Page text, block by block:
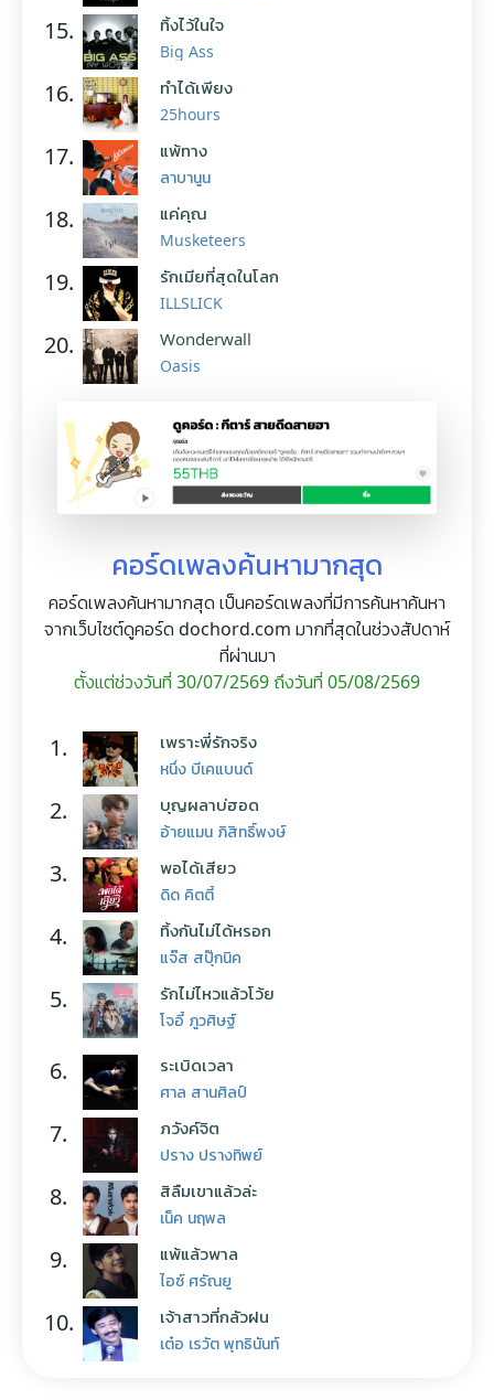
15. ทิ้งไว้ในใจ
Big Ass
16. ทำได้เพียง
25hours
17. แพ้ทาง
ลาบานูน
18. แค่คุณ
Musketeers
19. รักเมียที่สุดในโลก
ILLSLICK
20. Wonderwall
Oasis
คอร์ดเพลงค้นหามากสุด
คอร์ดเพลงค้นหามากสุด เป็นคอร์ดเพลงที่มีการค้นหาค้นหา
จากเว็บไซต์ดูคอร์ด dochord.com มากที่สุดในช่วงสัปดาห์
ที่ผ่านมา
ตั้งแต่ช่วงวันที่ 30/07/2569 ถึงวันที่ 05/08/2569
1. เพราะพี่รักจริง
หนึ่ง บีเคแบนด์
2. บุญผลาบ่ฮอด
อ้ายแมน ภิสิทธิ์พงษ์
3. พอได้เสียว
ดิด คิตตี้
4. ทิ้งกันไม่ได้หรอก
แจ๊ส สปุ๊กนิค
5. รักไม่ไหวแล้วโว้ย
โจอี้ ภูวศิษฐ์
6. ระเบิดเวลา
ศาล สานศิลป์
7. ภวังค์จิต
ปราง ปรางทิพย์
8. สิลืมเขาแล้วล่ะ
เน็ค นฤพล
9. แพ้แล้วพาล
ไอซ์ ศรัณยู
10. เจ้าสาวที่กลัวฝน
เต๋อ เรวัต พุทธินันท์